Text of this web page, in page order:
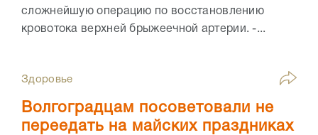
сложнейшую операцию по восстановлению
кровотока верхней брыжеечной артерии. -...
Здоровье
Волгоградцам посоветовали не
переедать на майских праздниках